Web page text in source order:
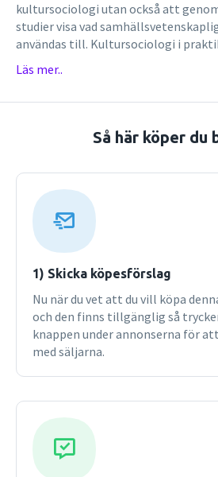
kultursociologi utan också att
studier visa vad
användas till. Kultursociologi i
som i mötet med sig själva – sin
sina egna praktiker – vill skaffa sig
sin version av kultursociologi, och
på en rad forskningsområden. I
teorier och metoder även sätts i
bredaste tänkbara; framför allt
också humaniora. Av särskilt
program inom högskola och
folkhögskolor, som utbildar
ungdomar.
Läs mer..
Så här köper du
1) Skicka köpesförslag
Nu när du vet att du vill köpa
och den finns tillgänglig så
knappen under annonserna för
med säljarna.